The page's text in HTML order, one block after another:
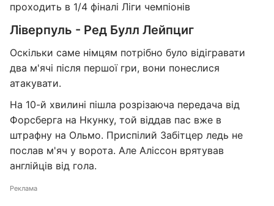
проходить в 1/4 фіналі Ліги чемпіонів
Ліверпуль - Ред Булл Лейпциг
Оскільки саме німцям потрібно було відігравати
два м'ячі після першої гри, вони понеслися
атакувати.
На 10-й хвилині пішла розрізаюча передача від
Форсберга на Нкунку, той віддав пас вже в
штрафну на Ольмо. Приспілий Забітцер ледь не
послав м'яч у ворота. Але Аліссон врятував
англійців від гола.
Реклама